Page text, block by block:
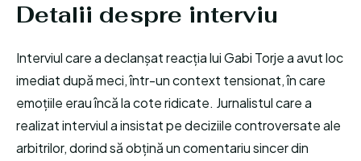
Detalii despre interviu
Interviul care a declanșat reacția lui Gabi Torje a avut loc
imediat după meci, într-un context tensionat, în care
emoțiile erau încă la cote ridicate. Jurnalistul care a
realizat interviul a insistat pe deciziile controversate ale
arbitrilor, dorind să obțină un comentariu sincer din